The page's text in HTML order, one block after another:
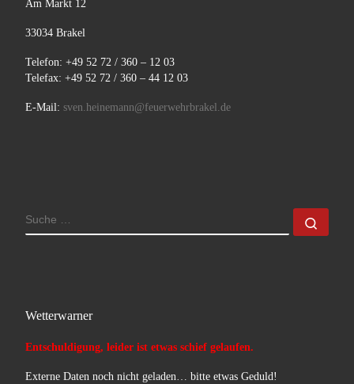
Am Markt 12
33034 Brakel
Telefon: +49 52 72 / 360 – 12 03
Telefax: +49 52 72 / 360 – 44 12 03
E-Mail: sven.heinemann@feuerwehrbrakel.de
SUCHE
Wetterwarner
Entschuldigung, leider ist etwas schief gelaufen.
Externe Daten noch nicht geladen… bitte etwas Geduld!